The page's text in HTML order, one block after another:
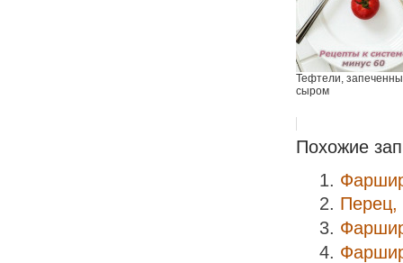
Тефтели,
сыром
Похожие